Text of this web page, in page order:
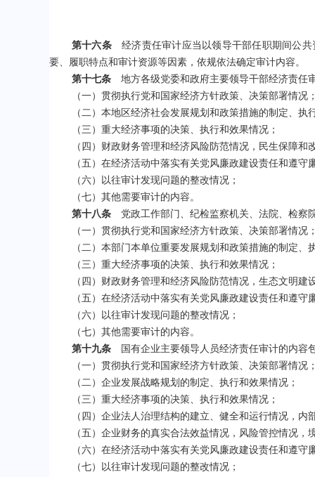
第十六条 经济责任审计应当以领导干部任职期间公共
要、履职特点和审计资源等因素，依规依法确定审计内容。
第十七条 地方各级党委和政府主要领导干部经济责任
（一）贯彻执行党和国家经济方针政策、决策部署情况
（二）本地区经济社会发展规划和政策措施的制定、执
（三）重大经济事项的决策、执行和效果情况；
（四）财政财务管理和经济风险防范情况，民生保障
（五）在经济活动中落实有关党风廉政建设责任和遵守
（六）以往审计发现问题的整改情况；
（七）其他需要审计的内容。
第十八条 党政工作部门、纪检监察机关、法院、检察
（一）贯彻执行党和国家经济方针政策、决策部署情况
（二）本部门本单位重要发展规划和政策措施的制定、
（三）重大经济事项的决策、执行和效果情况；
（四）财政财务管理和经济风险防范情况，生态文明
（五）在经济活动中落实有关党风廉政建设责任和遵守
（六）以往审计发现问题的整改情况；
（七）其他需要审计的内容。
第十九条 国有企业主要领导人员经济责任审计的内容
（一）贯彻执行党和国家经济方针政策、决策部署情况
（二）企业发展战略规划的制定、执行和效果情况；
（三）重大经济事项的决策、执行和效果情况；
（四）企业法人治理结构的建立、健全和运行情况，内
（五）企业财务的真实合法效益情况，风险管控情况
（六）在经济活动中落实有关党风廉政建设责任和遵守
（七）以往审计发现问题的整改情况；